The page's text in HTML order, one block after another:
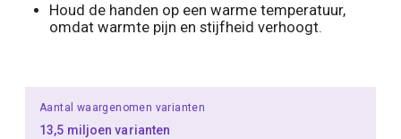
Houd de handen op een warme temperatuur,
omdat warmte pijn en stijfheid verhoogt.
Aantal waargenomen varianten
13,5 miljoen varianten